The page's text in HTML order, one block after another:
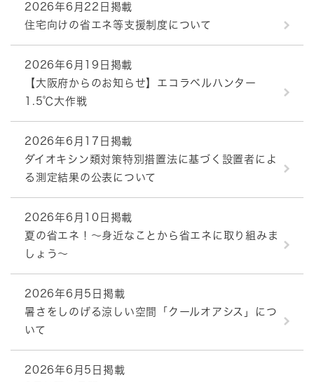
2026年6月22日掲載
住宅向けの省エネ等支援制度について
2026年6月19日掲載
【大阪府からのお知らせ】エコラベルハンター
1.5℃大作戦
2026年6月17日掲載
ダイオキシン類対策特別措置法に基づく設置者によ
る測定結果の公表について
2026年6月10日掲載
夏の省エネ！～身近なことから省エネに取り組みま
しょう～
2026年6月5日掲載
暑さをしのげる涼しい空間「クールオアシス」につ
いて
2026年6月5日掲載